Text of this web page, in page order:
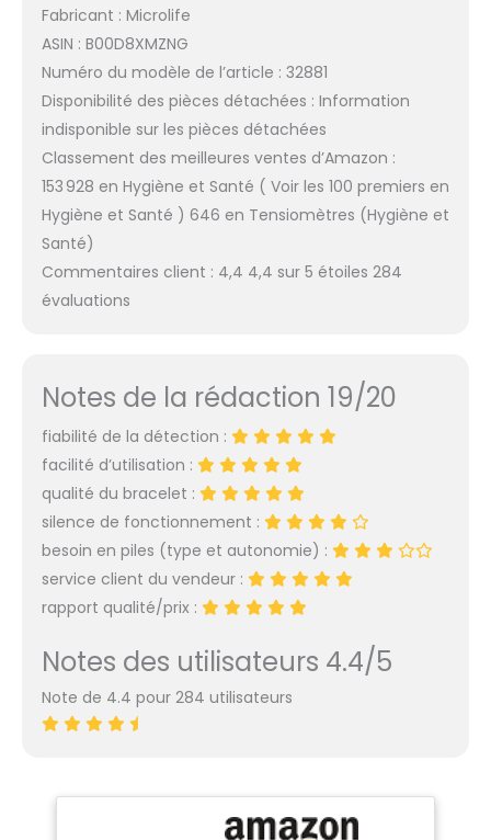
Fabricant : Microlife
ASIN : B00D8XMZNG
Numéro du modèle de l’article : 32881
Disponibilité des pièces détachées : Information
indisponible sur les pièces détachées
Classement des meilleures ventes d’Amazon :
153 928 en Hygiène et Santé ( Voir les 100 premiers en
Hygiène et Santé ) 646 en Tensiomètres (Hygiène et
Santé)
Commentaires client : 4,4 4,4 sur 5 étoiles 284
évaluations
Notes de la rédaction 19/20
fiabilité de la détection :
facilité d’utilisation :
qualité du bracelet :
silence de fonctionnement :
besoin en piles (type et autonomie) :
service client du vendeur :
rapport qualité/prix :
Notes des utilisateurs 4.4/5
Note de 4.4 pour 284 utilisateurs